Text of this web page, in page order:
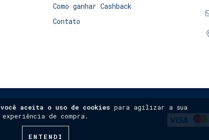
você aceita o uso de cookies para agilizar a sua
experiência de compra.
ENTENDI
Como ganhar Cashback
Contato